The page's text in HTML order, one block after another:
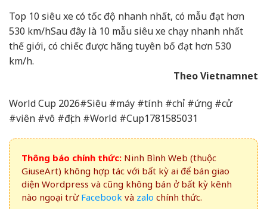
Top 10 siêu xe có tốc độ nhanh nhất, có mẫu đạt hơn
530 km/hSau đây là 10 mẫu siêu xe chạy nhanh nhất
thế giới, có chiếc được hãng tuyên bố đạt hơn 530
km/h.
Theo Vietnamnet
World Cup 2026#Siêu #máy #tính #chỉ #ứng #cử
#viên #vô #địch #World #Cup1781585031
Thông báo chính thức: Ninh Bình Web (thuộc
GiuseArt) không hợp tác với bất kỳ ai để bán giao
diện Wordpress và cũng không bán ở bất kỳ kênh
nào ngoại trừ Facebook và zalo chính thức.